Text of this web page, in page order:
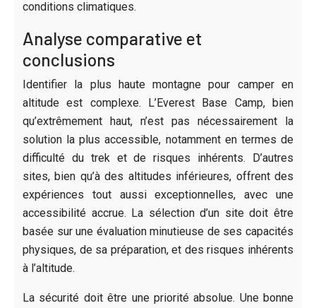
conditions climatiques.
Analyse comparative et
conclusions
Identifier la plus haute montagne pour camper en
altitude est complexe. L’Everest Base Camp, bien
qu’extrêmement haut, n’est pas nécessairement la
solution la plus accessible, notamment en termes de
difficulté du trek et de risques inhérents. D’autres
sites, bien qu’à des altitudes inférieures, offrent des
expériences tout aussi exceptionnelles, avec une
accessibilité accrue. La sélection d’un site doit être
basée sur une évaluation minutieuse de ses capacités
physiques, de sa préparation, et des risques inhérents
à l’altitude.
La sécurité doit être une priorité absolue. Une bonne